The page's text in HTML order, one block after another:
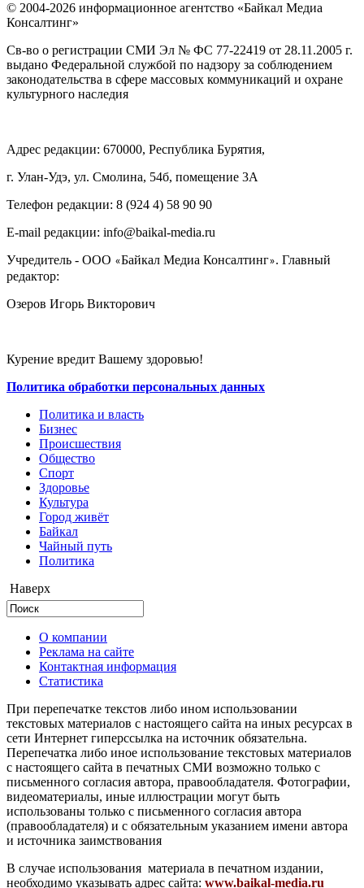
© 2004-2026 информационное агентство «Байкал Медиа
Консалтинг»
Св-во о регистрации СМИ Эл № ФС 77-22419 от 28.11.2005 г.
выдано Федеральной службой по надзору за соблюдением
законодательства в сфере массовых коммуникаций и охране
культурного наследия
Адрес редакции: 670000, Республика Бурятия,
г. Улан-Удэ, ул. Смолина, 54б, помещение 3А
Телефон редакции: ‎‎8 (924 4) 58 90 90
E-mail редакции: info@baikal-media.ru
Учредитель - ООО «Байкал Медиа Консалтинг». Главный
редактор:
Озеров Игорь Викторович
Курение вредит Вашему здоровью!
Политика обработки персональных данных
Политика и власть
Бизнес
Происшествия
Общество
Cпорт
Здоровье
Культура
Город живёт
Байкал
Чайный путь
Политика
Наверх
О компании
Реклама на сайте
Контактная информация
Статистика
При перепечатке текстов либо ином использовании
текстовых материалов с настоящего сайта на иных ресурсах в
сети Интернет гиперссылка на источник обязательна.
Перепечатка либо иное использование текстовых материалов
с настоящего сайта в печатных СМИ возможно только с
письменного согласия автора, правообладателя. Фотографии,
видеоматериалы, иные иллюстрации могут быть
использованы только с письменного согласия автора
(правообладателя) и с обязательным указанием имени автора
и источника заимствования
В случае использования материала в печатном издании,
необходимо указывать адрес сайта: www.baikal-media.ru